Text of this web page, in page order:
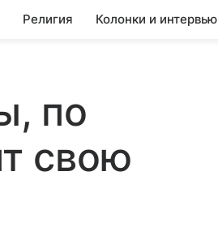
Религия Колонки и интервью
по
свою